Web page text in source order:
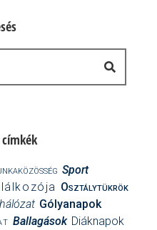
Sport
Osztálytükrök
Gólyanapok
Ballagások Diáknapok